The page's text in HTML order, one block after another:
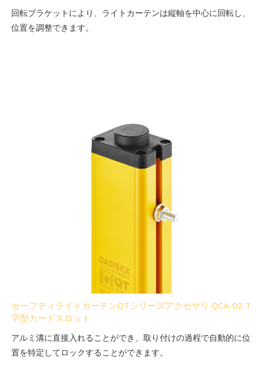
回転ブラケットにより、ライトカーテンは縦軸を中心に回転し、
位置を調整できます。
セーフティライトカーテンQTシリーズアクセサリ QCA-02 T
字型カードスロット
アルミ溝に直接入れることができ、取り付けの過程で自動的に位
置を特定してロックすることができます。